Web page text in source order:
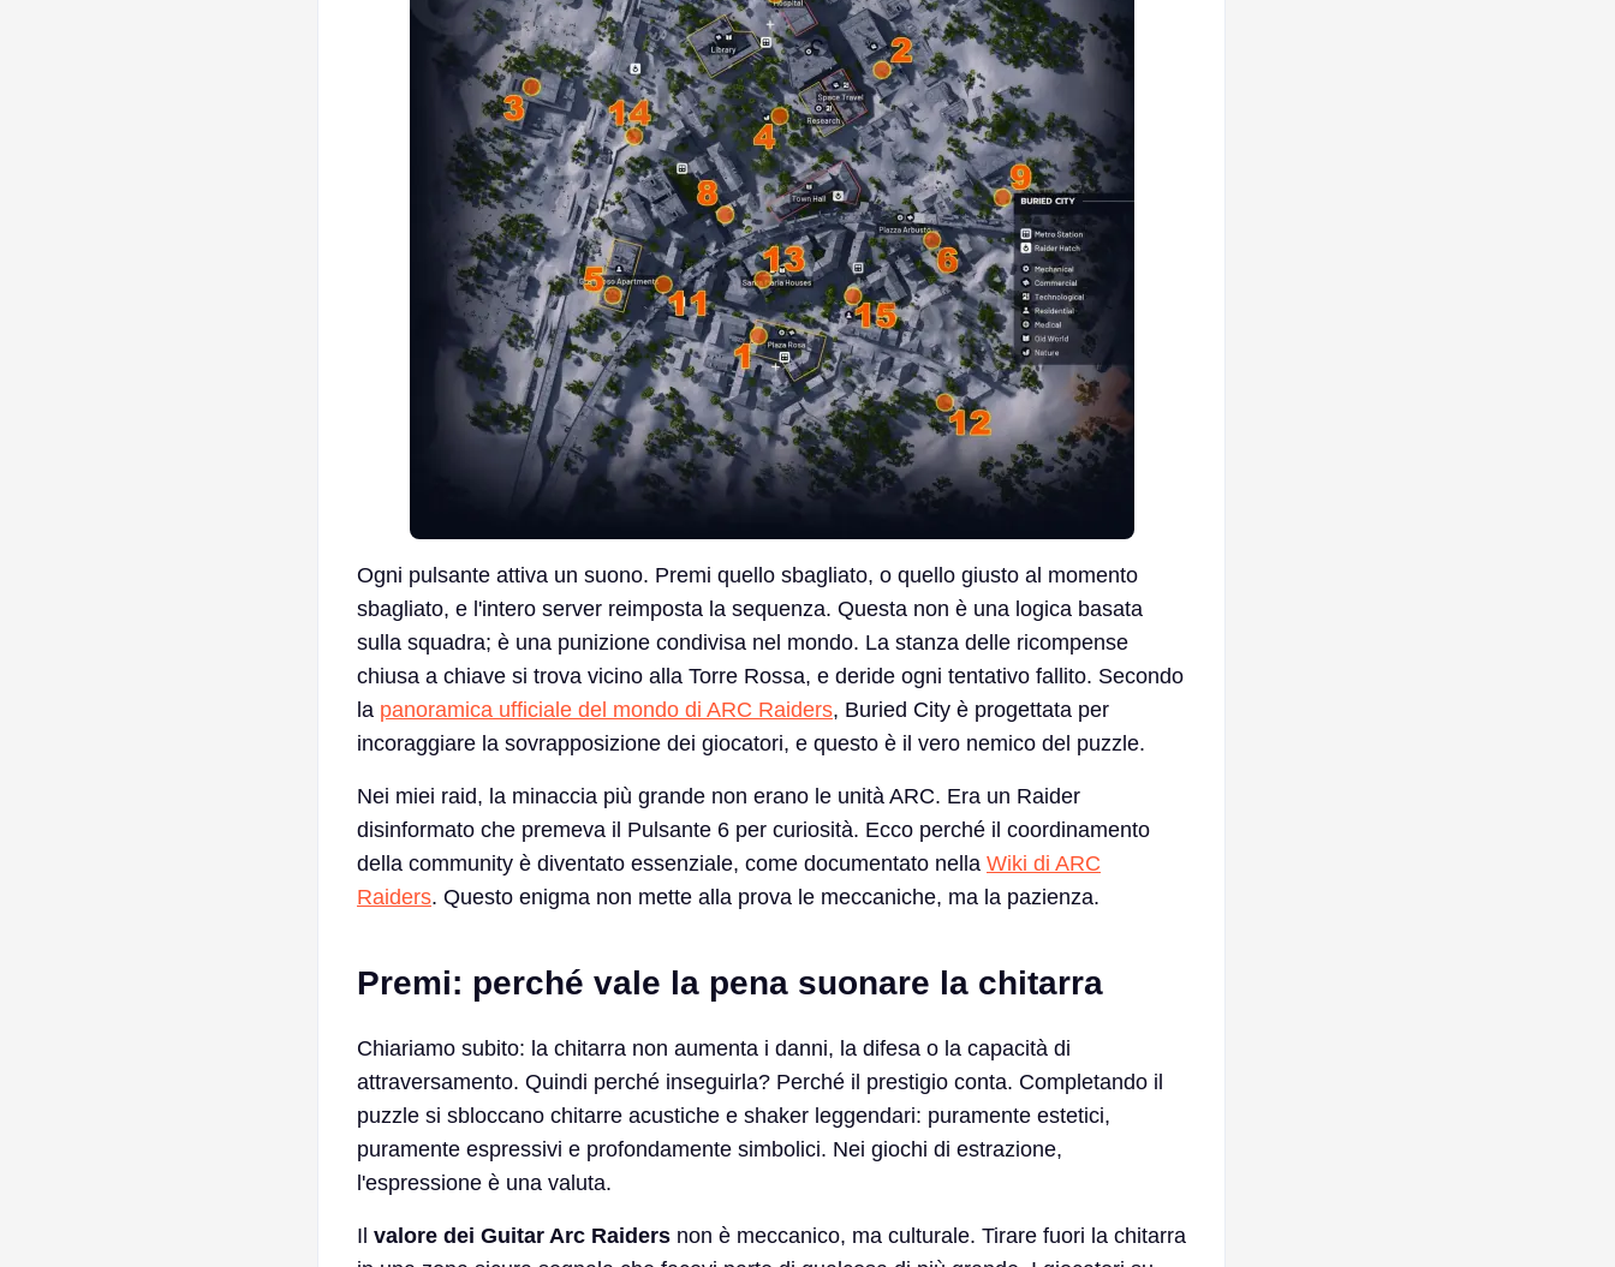
Ogni pulsante attiva un suono. Premi quello sbagliato, o quello giusto al momento
sbagliato, e l'intero server reimposta la sequenza. Questa non è una logica basata
sulla squadra; è una punizione condivisa nel mondo. La stanza delle ricompense
chiusa a chiave si trova vicino alla Torre Rossa, e deride ogni tentativo fallito. Secondo
la panoramica ufficiale del mondo di ARC Raiders, Buried City è progettata per
incoraggiare la sovrapposizione dei giocatori, e questo è il vero nemico del puzzle.
Nei miei raid, la minaccia più grande non erano le unità ARC. Era un Raider
disinformato che premeva il Pulsante 6 per curiosità. Ecco perché il coordinamento
della community è diventato essenziale, come documentato nella Wiki di ARC
Raiders. Questo enigma non mette alla prova le meccaniche, ma la pazienza.
Premi: perché vale la pena suonare la chitarra
Chiariamo subito: la chitarra non aumenta i danni, la difesa o la capacità di
attraversamento. Quindi perché inseguirla? Perché il prestigio conta. Completando il
puzzle si sbloccano chitarre acustiche e shaker leggendari: puramente estetici,
puramente espressivi e profondamente simbolici. Nei giochi di estrazione,
l'espressione è una valuta.
Il valore dei Guitar Arc Raiders non è meccanico, ma culturale. Tirare fuori la chitarra